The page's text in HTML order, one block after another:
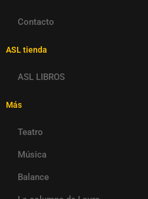
Contacto
ASL tienda
ASL LIBROS
Más
Teatro
Música
Balance